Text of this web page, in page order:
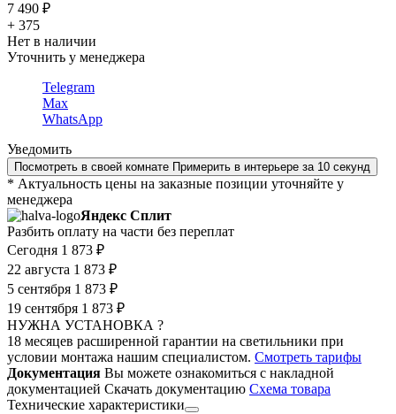
7 490 ₽
+ 375
Нет в наличии
Уточнить у менеджера
Telegram
Max
WhatsApp
Уведомить
Посмотреть в своей комнате Примерить в интерьере за 10 секунд
* Актуальность цены на заказные позиции уточняйте у
менеджера
Яндекс Сплит
Разбить оплату на части без переплат
Сегодня 1 873 ₽
22 августа 1 873 ₽
5 сентября 1 873 ₽
19 сентября 1 873 ₽
НУЖНА УСТАНОВКА ?
18 месяцев расширенной гарантии на светильники при
условии монтажа нашим специалистом. Смотреть тарифы
Документация Вы можете ознакомиться с накладной
документацией Скачать документацию Cхема товара
Технические характеристики